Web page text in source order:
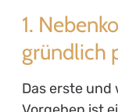
1.
gründlich
Das erste